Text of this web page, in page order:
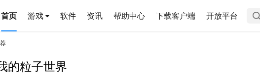
首页 游戏 软件 资讯 帮助中心 下载客户端 开放平台
的粒子世界